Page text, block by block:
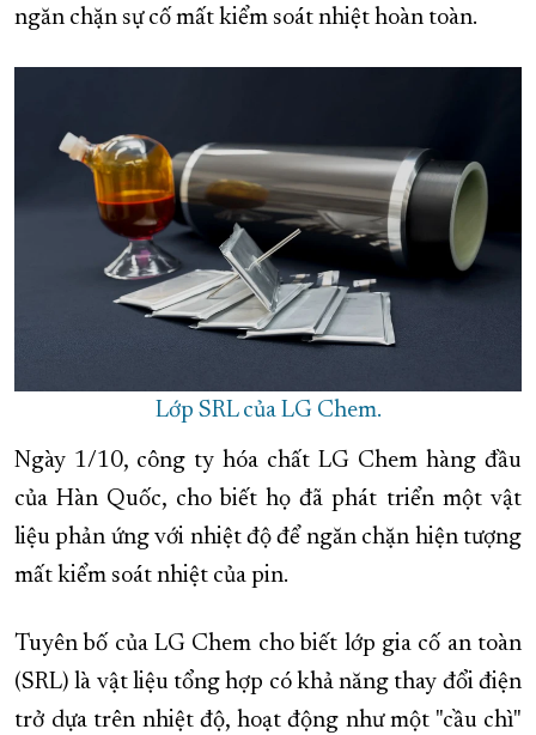
KHOẢNH KHẮC ĐẸP XỨ TRẦM
ngăn chặn sự cố mất kiểm soát nhiệt hoàn toàn.
Lớp SRL của LG Chem.
Ngày 1/10, công ty hóa chất LG Chem hàng đầu
của Hàn Quốc, cho biết họ đã phát triển một vật
liệu phản ứng với nhiệt độ để ngăn chặn hiện tượng
mất kiểm soát nhiệt của pin.
Tuyên bố của LG Chem cho biết lớp gia cố an toàn
(SRL) là vật liệu tổng hợp có khả năng thay đổi điện
trở dựa trên nhiệt độ, hoạt động như một "cầu chì"